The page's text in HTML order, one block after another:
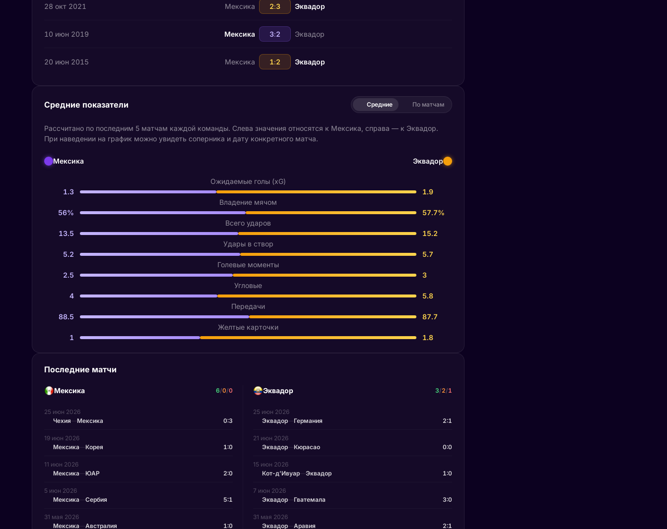
28 окт 2021 Мексика 2:3 Эквадор
10 июн 2019 Мексика 3:2 Эквадор
20 июн 2015 Мексика 1:2 Эквадор
Средние показатели Средние По матчам
Рассчитано по последним 5 матчам каждой команды. Слева значения относятся к Мексика, справа — к Эквадор.
При наведении на график можно увидеть соперника и дату конкретного матча.
Мексика Эквадор
Ожидаемые голы (xG)
1.3
1.9
Владение мячом
56%
57.7%
Всего ударов
13.5
15.2
Удары в створ
5.2
5.7
Голевые моменты
2.5
3
Угловые
4
5.8
Передачи
88.5
87.7
Желтые карточки
1
1.8
Последние матчи
Мексика 6/0/0
25 июн 2026
Чехия—Мексика 0:3
19 июн 2026
Мексика—Корея 1:0
11 июн 2026
Мексика—ЮАР 2:0
5 июн 2026
Мексика—Сербия 5:1
31 мая 2026
Мексика—Австралия 1:0
Эквадор 3/2/1
25 июн 2026
Эквадор—Германия 2:1
21 июн 2026
Эквадор—Кюрасао 0:0
15 июн 2026
Кот-д’Ивуар—Эквадор 1:0
7 июн 2026
Эквадор—Гватемала 3:0
31 мая 2026
Эквадор—Аравия 2:1